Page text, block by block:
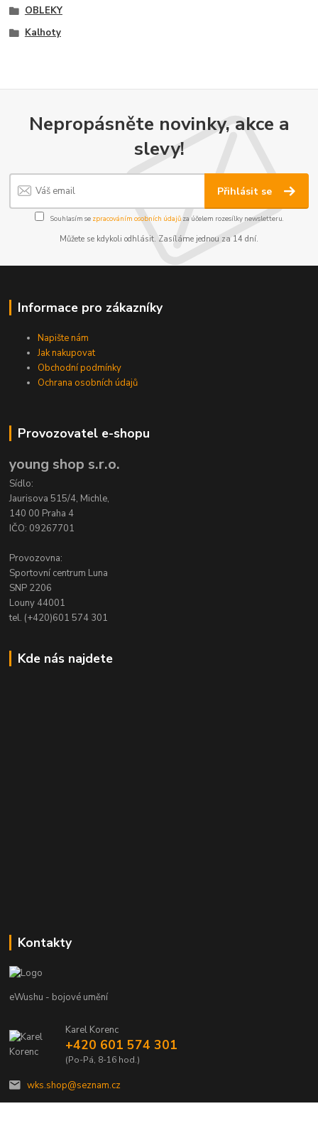
OBLEKY
Kalhoty
Nepropásněte novinky, akce a
slevy!
Přihlásit se
Souhlasím se zpracováním osobních údajůza účelem rozesílky newsletteru.
Můžete se kdykoli odhlásit. Zasíláme jednou za 14 dní.
Informace pro zákazníky
Napište nám
Jak nakupovat
Obchodní podmínky
Ochrana osobních údajů
Provozovatel e-shopu
young shop s.r.o.
Sídlo:
Jaurisova 515/4, Michle,
140 00 Praha 4
IČO: 09267701
Provozovna:
Sportovní centrum Luna
SNP 2206
Louny 44001
tel. (+420)601 574 301
Kde nás najdete
Kontakty
eWushu - bojové umění
Karel Korenc
+420 601 574 301
(Po-Pá, 8-16 hod.)
wks.shop@seznam.cz